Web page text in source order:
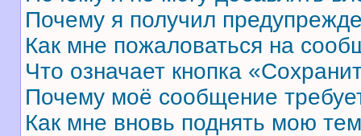
Почему я получил
Как мне пожаловаться на
Что означает кнопка
Почему моё сообщение
Как мне вновь поднять мою